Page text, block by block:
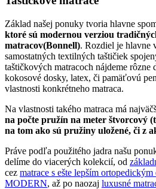
Základ našej ponuky tvoria hlavne
ktoré sú modernou verziou
matracov(Bonnell). Rozdiel je hlavne
samostatných textilných taštičiek
taštičkových matracoch nájdeme
kokosové dosky, latex, či pamäťovú
vlastnosti konkrétneho matraca.
Na vlastnosti takého matraca má
na počte pružín na meter štvorcový
na tom ako sú pružiny uložené, či z
Práve podľa použitého jadra našu
delíme do viacerých kolekcií, od
cez matrace s ešte lepším
MODERN, až po naozaj luxusné